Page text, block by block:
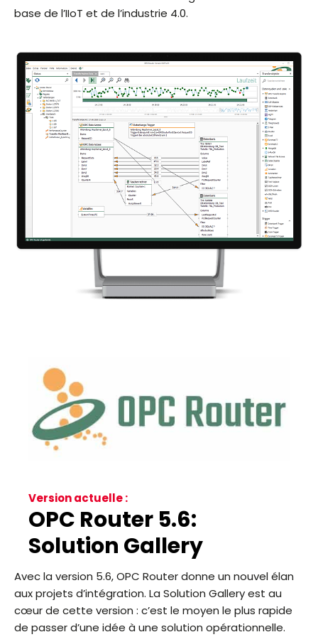
base de l’IIoT et de l’industrie 4.0.
Version actuelle :
OPC Router 5.6:
Solution Gallery
Avec la version 5.6, OPC Router donne un nouvel élan
aux projets d’intégration. La Solution Gallery est au
cœur de cette version : c’est le moyen le plus rapide
de passer d’une idée à une solution opérationnelle.